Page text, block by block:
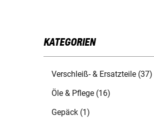
KATEGORIEN
Verschleiß- & Ersatzteile (37)
Öle & Pflege (16)
Gepäck (1)